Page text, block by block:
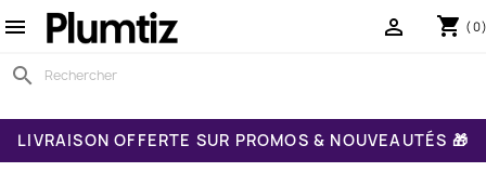
 shopping_cart

search
LIVRAISON OFFERTE SUR PROMOS & NOUVEAUTÉS 🎁